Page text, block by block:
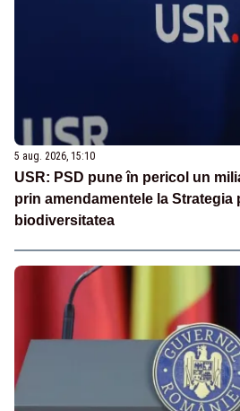
5 aug. 2026, 15:10
USR: PSD pune în pericol un
prin amendamentele la Strategia
biodiversitatea